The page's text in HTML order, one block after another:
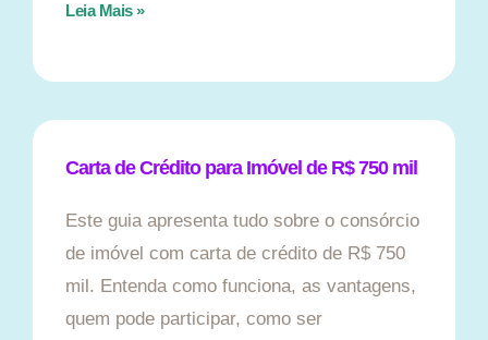
Leia Mais »
Carta de Crédito para Imóvel de R$ 750 mil
Este guia apresenta tudo sobre o consórcio
de imóvel com carta de crédito de R$ 750
mil. Entenda como funciona, as vantagens,
quem pode participar, como ser